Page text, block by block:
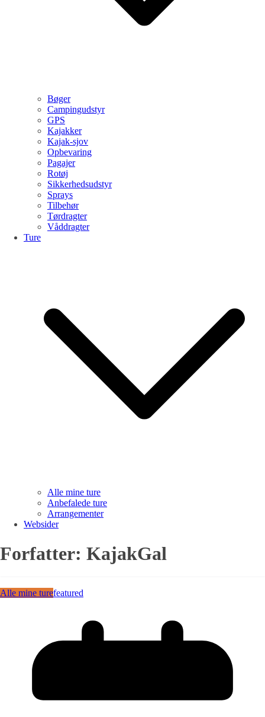
Bøger
Campingudstyr
GPS
Kajakker
Kajak-sjov
Opbevaring
Pagajer
Rotøj
Sikkerhedsudstyr
Sprays
Tilbehør
Tørdragter
Våddragter
Ture
Alle mine ture
Anbefalede ture
Arrangementer
Websider
Forfatter: KajakGal
Alle mine turefeatured